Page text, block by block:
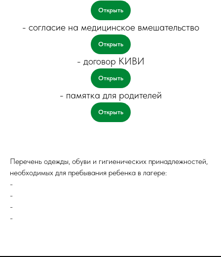
Открыть
- согласие на медицинское вмешательство
Открыть
- договор КИВИ
Открыть
- памятка для родителей
Открыть
Перечень одежды, обуви и гигиенических принадлежностей,
необходимых для пребывания ребенка в лагере:
-
-
-
-